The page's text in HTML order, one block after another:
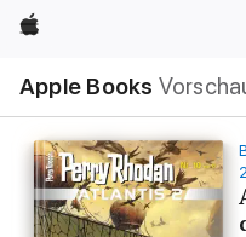
Apple
Apple Books
Navigation
Menü
öffnen
2